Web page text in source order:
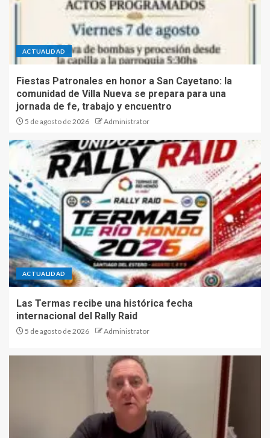
ACTUALIDAD
Fiestas Patronales en honor a San Cayetano: la
comunidad de Villa Nueva se prepara para una
jornada de fe, trabajo y encuentro
5 de agosto de 2026 Administrator
ACTUALIDAD
Las Termas recibe una histórica fecha
internacional del Rally Raid
5 de agosto de 2026 Administrator